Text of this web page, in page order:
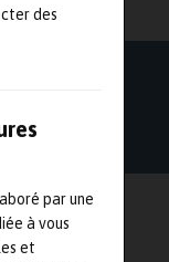
des
par une
à vous
et